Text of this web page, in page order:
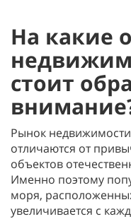
На какие
стоит
Рынок
отличаются от
объектов
Именно поэтому
моря,
увеличивается с